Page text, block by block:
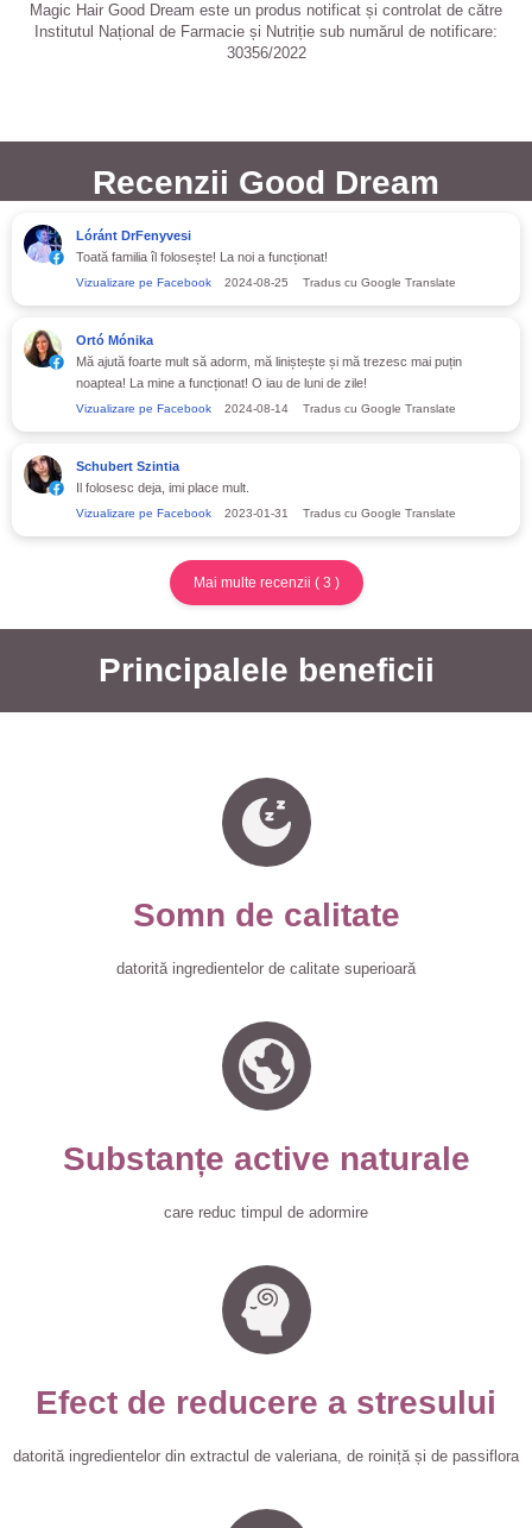
Magic Hair Good Dream este un produs notificat și controlat de către
Institutul Național de Farmacie și Nutriție sub numărul de notificare:
30356/2022
Recenzii Good Dream
Lóránt DrFenyvesi
Toată familia îl folosește! La noi a funcționat!
Vizualizare pe Facebook 2024-08-25 Tradus cu Google Translate
Ortó Mónika
Mă ajută foarte mult să adorm, mă liniștește și mă trezesc mai puțin
noaptea! La mine a funcționat! O iau de luni de zile!
Vizualizare pe Facebook 2024-08-14 Tradus cu Google Translate
Schubert Szintia
Il folosesc deja, imi place mult.
Vizualizare pe Facebook 2023-01-31 Tradus cu Google Translate
Mai multe recenzii ( 3 )
Principalele beneficii
Somn de calitate
datorită ingredientelor de calitate superioară
Substanțe active naturale
care reduc timpul de adormire
Efect de reducere a stresului
datorită ingredientelor din extractul de valeriana, de roiniță și de passiflora